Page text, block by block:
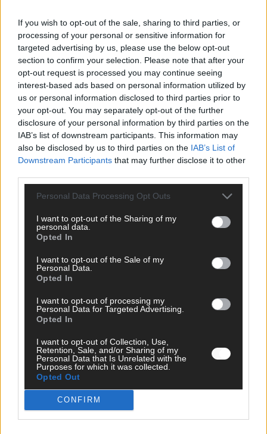
If you wish to opt-out of the sale, sharing to third parties, or
processing of your personal or sensitive information for
targeted advertising by us, please use the below opt-out
section to confirm your selection. Please note that after your
opt-out request is processed you may continue seeing
interest-based ads based on personal information utilized by
us or personal information disclosed to third parties prior to
your opt-out. You may separately opt-out of the further
disclosure of your personal information by third parties on the
IAB’s list of downstream participants. This information may
also be disclosed by us to third parties on the IAB’s List of
Downstream Participants that may further disclose it to other
Personal Data Processing Opt Outs
I want to opt-out of the Sharing of my
personal data.
Opted In
I want to opt-out of the Sale of my
Personal Data.
Opted In
I want to opt-out of processing my
Personal Data for Targeted Advertising.
Opted In
I want to opt-out of Collection, Use,
Retention, Sale, and/or Sharing of my
Personal Data that Is Unrelated with the
Purposes for which it was collected.
Opted Out
CONFIRM
Europa-Park 2026 macht vieles neu
Juni 2026
DARA gewinnt verdient, Israel beunruhigend –
unser Kommentar zum ESC 2026
KOMMENTAR
Mai 2026
ESC-Finale morgen: Finnland Favorit, Australien
aufgestiegen – alle 25 Acts im Kurzcheck
JJ hat den Abend gerettet – der Rest des ESC-Halbfinales
war solide, aber kein Feuerwerk
Mai 2026
sechs zittern, einer chancenlos!
Mai 2026
KOMMENTAR
Wer zahlt, steht im Finale – ist das beim ESC wirklich fair?
Mai 2026